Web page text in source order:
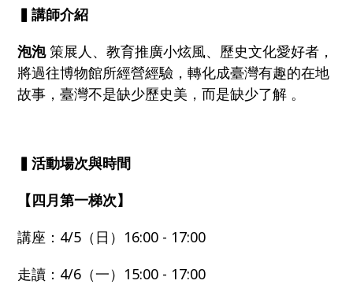
▍講師介紹
泡泡策展人、教育推廣小炫風、歷史文化愛好者，
將過往博物館所經營經驗，轉化成臺灣有趣的在地
故事，臺灣不是缺少歷史美，而是缺少了解 。
▍活動場次與時間
【四月第一梯次】
講座：4/5（日）16:00 - 17:00
走讀：4/6（一）15:00 - 17:00